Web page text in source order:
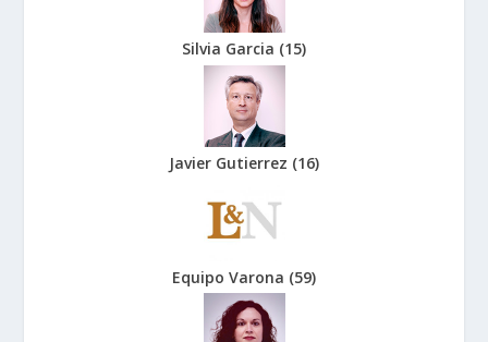
Silvia Garcia (15)
Javier Gutierrez (16)
Equipo Varona (59)